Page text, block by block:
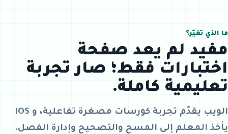
ما الذي تغيّر؟
مفيد لم يعد صفحة
اختبارات فقط؛ صار تجربة
تعليمية كاملة.
الويب يقدّم تجربة كورسات مصغرة تفاعلية، و iOS
يأخذ المعلم إلى المسح والتصحيح وإدارة الفصل.